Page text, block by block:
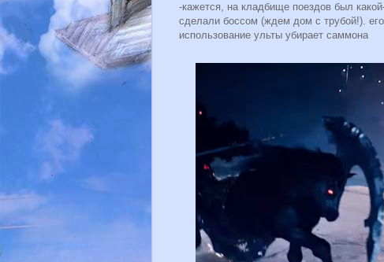
-кажется, на кладбище поездов был
сделали боссом (ждем дом с трубой!).
использование ульты убирает саммона